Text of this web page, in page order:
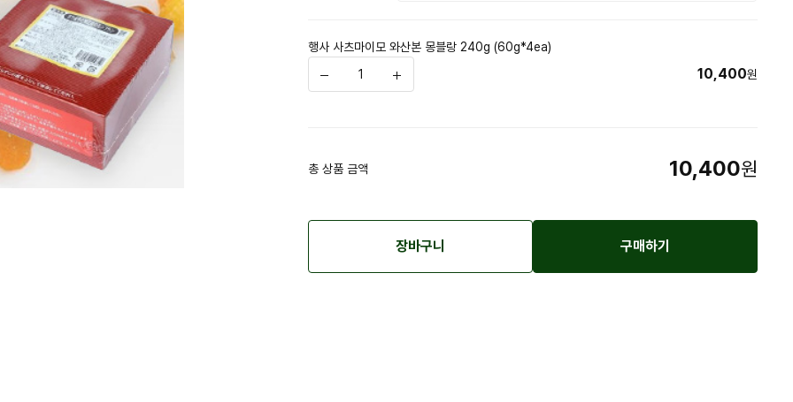
행사 사츠마이모 와산본 몽블랑 240g (60g*4ea)
10,400원
총 상품 금액 10,400원
장바구니 구매하기